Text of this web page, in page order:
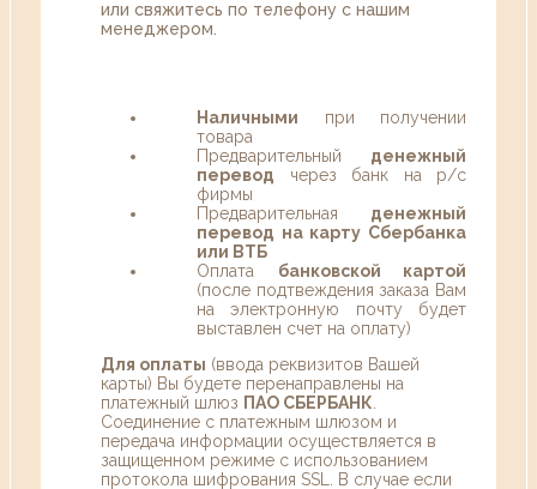
или свяжитесь по телефону с нашим
менеджером.
Наличными при получении
товара
Предварительный денежный
перевод через банк на р/с
фирмы
Предварительная денежный
перевод на карту Сбербанка
или ВТБ
Оплата банковской картой
(после подтвеждения заказа Вам
на электронную почту будет
выставлен счет на оплату)
Для оплаты (ввода реквизитов Вашей
карты) Вы будете перенаправлены на
платежный шлюз ПАО СБЕРБАНК
Соединение с платежным шлюзом и
передача информации осуществляется в
защищенном режиме с использованием
протокола шифрования SSL. В случае если